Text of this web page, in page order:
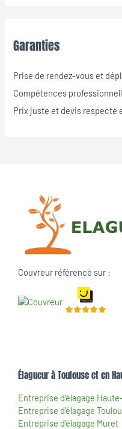
Garanties
Prise de rendez-vous et
Compétences
Prix juste et devis respecté
Couvreur référencé sur :
Élagueur à Toulouse et en
Entreprise d'élagage
Entreprise d'élagage
Entreprise d'élagage Muret